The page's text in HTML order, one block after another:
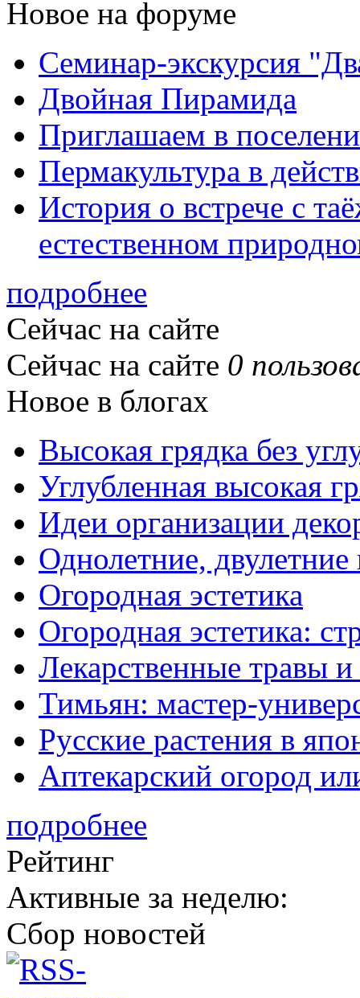
Новое на форуме
Семинар-экскурсия
Двойная Пирамида
Приглашаем в
Пермакультура в
История о встрече с
естественном
подробнее
Сейчас на сайте
Сейчас на сайте 0
Новое в блогах
Высокая грядка без
Углубленная высокая
Идеи организации
Однолетние,
Огородная эстетика
Огородная эстетика:
Лекарственные травы и
Тимьян: мастер-
Русские растения в
Аптекарский огород
подробнее
Рейтинг
Активные за неделю:
Сбор новостей